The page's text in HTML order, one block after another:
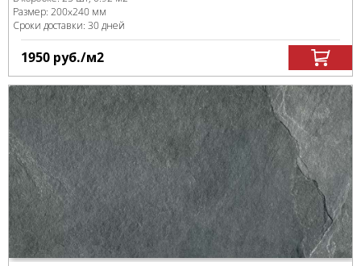
Размер: 200x240 мм
Сроки доставки: 30 дней
1950 руб./м2